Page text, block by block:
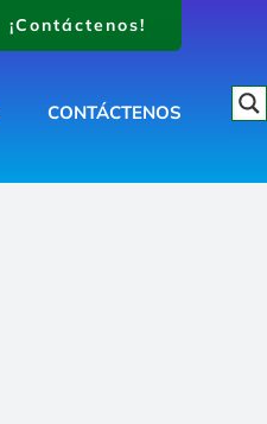
¡Contáctenos!
CONTÁCTENOS